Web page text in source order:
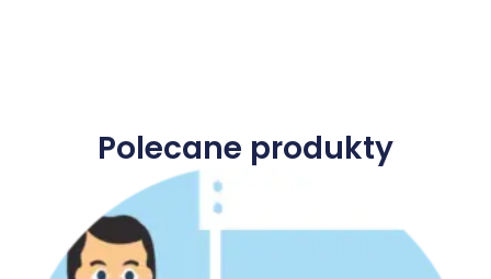
Polecane produkty